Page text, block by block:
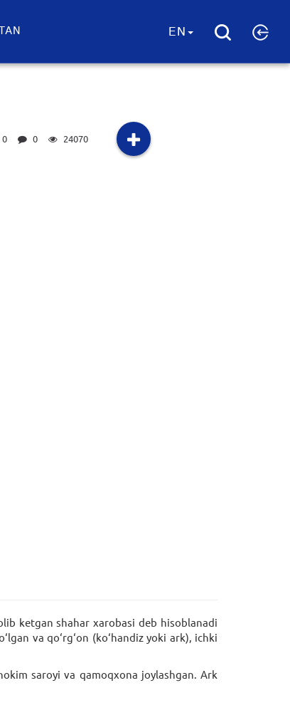
EN
0 0 24070
ketgan shahar xarobasi deb hisoblanadi
va qo‘rg‘on (ko‘handiz yoki ark), ichki
saroyi va qamoqxona joylashgan. Ark